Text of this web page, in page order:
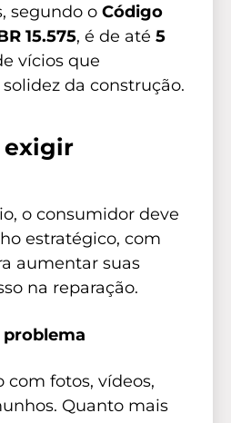
segundo o Código
15.575, é de até 5
vícios que
da construção.
exigir
o consumidor deve
estratégico, com
aumentar suas
na reparação.
problema
com fotos, vídeos,
Quanto mais